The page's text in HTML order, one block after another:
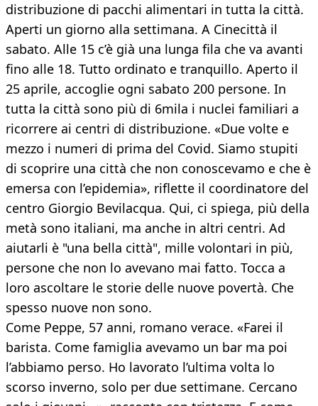
distribuzione di pacchi alimentari in tutta la città.
Aperti un giorno alla settimana. A Cinecittà il
sabato. Alle 15 c’è già una lunga fila che va avanti
fino alle 18. Tutto ordinato e tranquillo. Aperto il
25 aprile, accoglie ogni sabato 200 persone. In
tutta la città sono più di 6mila i nuclei familiari a
ricorrere ai centri di distribuzione. «Due volte e
mezzo i numeri di prima del Covid. Siamo stupiti
di scoprire una città che non conoscevamo e che è
emersa con l’epidemia», riflette il coordinatore del
centro Giorgio Bevilacqua. Qui, ci spiega, più della
metà sono italiani, ma anche in altri centri. Ad
aiutarli è "una bella città", mille volontari in più,
persone che non lo avevano mai fatto. Tocca a
loro ascoltare le storie delle nuove povertà. Che
spesso nuove non sono.
Come Peppe, 57 anni, romano verace. «Farei il
barista. Come famiglia avevamo un bar ma poi
l’abbiamo perso. Ho lavorato l’ultima volta lo
scorso inverno, solo per due settimane. Cercano